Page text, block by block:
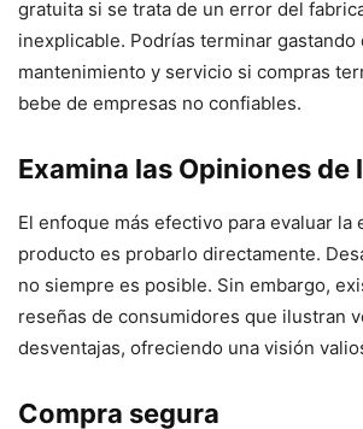
gratuita si se trata de un error del
inexplicable. Podrías terminar gastando
mantenimiento y servicio si compras
bebe de empresas no confiables.
Examina las Opiniones de
El enfoque más efectivo para evaluar la
producto es probarlo directamente.
no siempre es posible. Sin embargo,
reseñas de consumidores que ilustran
desventajas, ofreciendo una visión
Compra segura